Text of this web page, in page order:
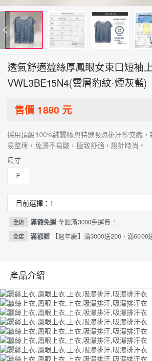
透氣舒適蠶絲厚鳳眼女束口短袖
VWL3BE15N4(雲層豹紋-煙灰藍)
售價 1880元
採用頂級100%純蠶絲與特選吸濕排汗紗交織
易整理，免燙不易皺，極致舒適，設計時尚。
尺寸
F
全店 滿額免運全館滿3000免運費！
全店 滿額贈 【週年慶】滿3000送200、滿
產品介紹